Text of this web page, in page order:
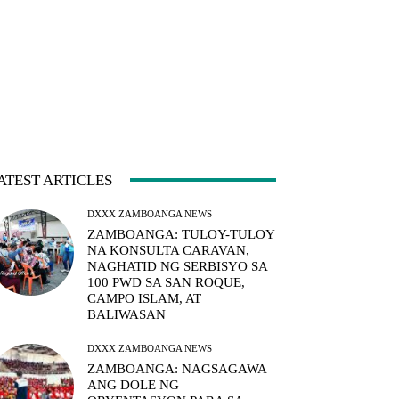
ARTICLES
DXXX ZAMBOANGA NEWS
ZAMBOANGA: TULOY-TULOY
NA KONSULTA CARAVAN,
NAGHATID NG SERBISYO SA
100 PWD SA SAN ROQUE,
CAMPO ISLAM, AT
BALIWASAN
DXXX ZAMBOANGA NEWS
ZAMBOANGA: NAGSAGAWA
ANG DOLE NG